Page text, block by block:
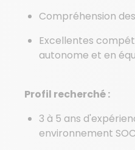
Compréhension
Excellentes
autonome et en
Profil recherché :
3 à 5 ans
environnement